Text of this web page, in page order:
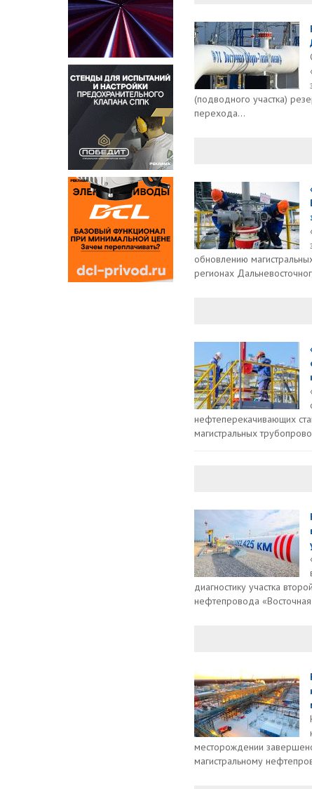
(подводного участка)
перехода...
обновлению
регионах
нефтеперекачивающих
магистральных
диагностику участка
нефтепровода
месторождении
магистральному